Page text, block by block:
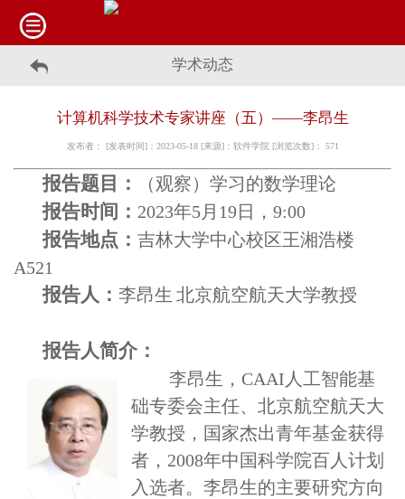
学术动态
计算机科学技术专家讲座（五）——李昂生
发布者： [发表时间]：2023-05-18 [来源]：软件学院 [浏览次数]： 571
报告题目： （观察）学习的数学理论
报告时间： 2023年5月 19日， 9:00
报告地点： 吉林大学中心校区王湘浩楼
A521
报告人： 李昂生 北京航空航天大学教授
报告人简介：
李昂生， CAAI 人工智能基
础专委会主任、北京航空航天大
学教授，国家杰出青年基金获得
者， 2008年中国科学院百人计划
入选者。李昂生的主要研究方向